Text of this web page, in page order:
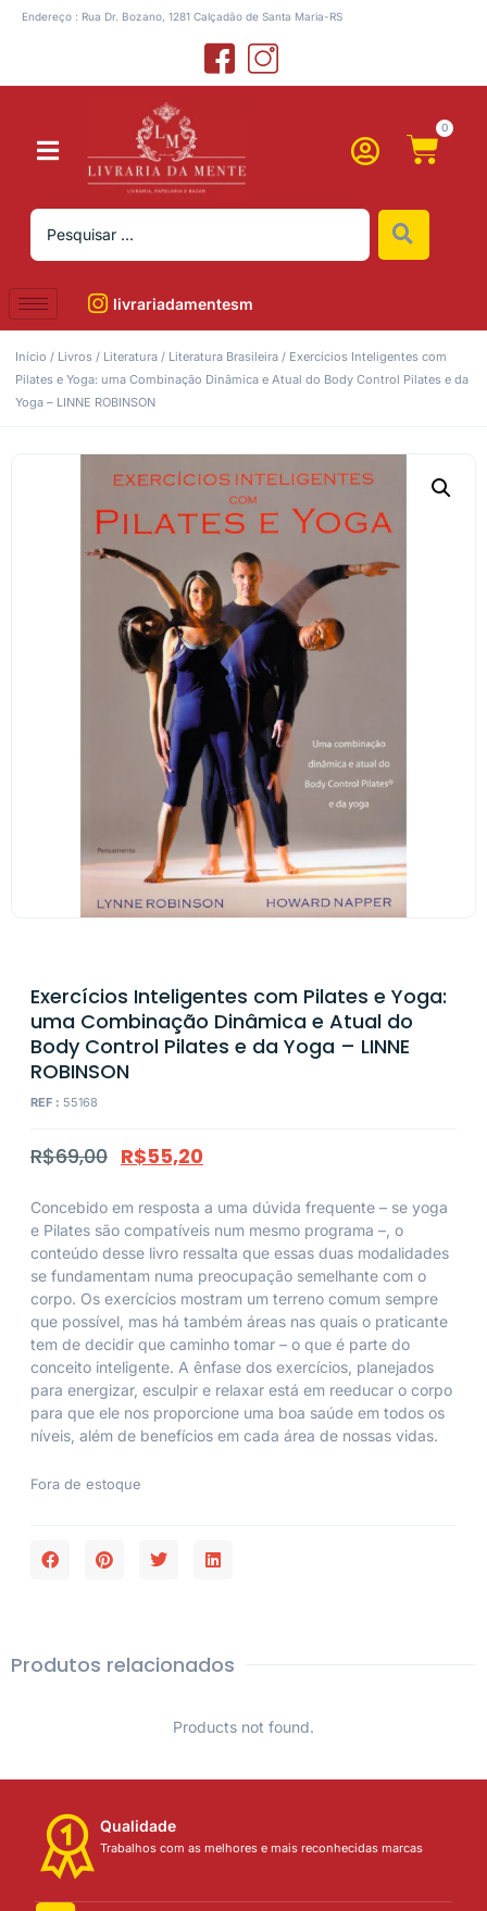
Endereço : Rua Dr. Bozano, 1281 Calçadão de Santa Maria-RS
0
livrariadamentesm
Início / Livros / Literatura / Literatura Brasileira / Exercícios Inteligentes com
Pilates e Yoga: uma Combinação Dinâmica e Atual do Body Control Pilates e da
Yoga – LINNE ROBINSON
Exercícios Inteligentes com Pilates e Yoga:
uma Combinação Dinâmica e Atual do
Body Control Pilates e da Yoga – LINNE
ROBINSON
REF : 55168
R$69,00 R$55,20
Concebido em resposta a uma dúvida frequente – se yoga
e Pilates são compatíveis num mesmo programa –, o
conteúdo desse livro ressalta que essas duas modalidades
se fundamentam numa preocupação semelhante com o
corpo. Os exercícios mostram um terreno comum sempre
que possível, mas há também áreas nas quais o praticante
tem de decidir que caminho tomar – o que é parte do
conceito inteligente. A ênfase dos exercícios, planejados
para energizar, esculpir e relaxar está em reeducar o corpo
para que ele nos proporcione uma boa saúde em todos os
níveis, além de benefícios em cada área de nossas vidas.
Fora de estoque
Produtos relacionados
Products not found.
Qualidade
Trabalhos com as melhores e mais reconhecidas marcas